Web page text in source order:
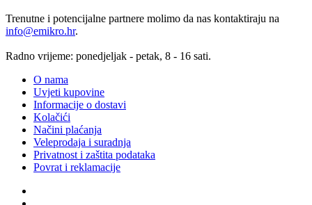
Trenutne i potencijalne partnere molimo da nas kontaktiraju na
info@emikro.hr.
Radno vrijeme: ponedjeljak - petak, 8 - 16 sati.
O nama
Uvjeti kupovine
Informacije o dostavi
Kolačići
Načini plaćanja
Veleprodaja i suradnja
Privatnost i zaštita podataka
Povrat i reklamacije